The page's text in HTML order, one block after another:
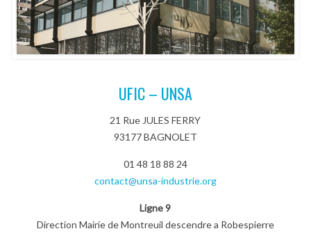
UFIC – UNSA
21 Rue JULES FERRY
93177 BAGNOLET
01 48 18 88 24
contact@unsa-industrie.org
Ligne 9
Direction Mairie de Montreuil descendre a Robespierre